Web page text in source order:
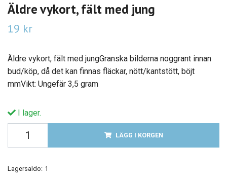
Äldre vykort, fält med jung
19 kr
Äldre vykort, fält med jungGranska bilderna noggrant innan
bud/köp, då det kan finnas fläckar, nött/kantstött, böjt
mmVikt: Ungefär 3,5 gram
I lager.
LÄGG I KORGEN
Lagersaldo: 1